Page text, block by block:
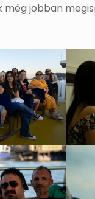
jobban